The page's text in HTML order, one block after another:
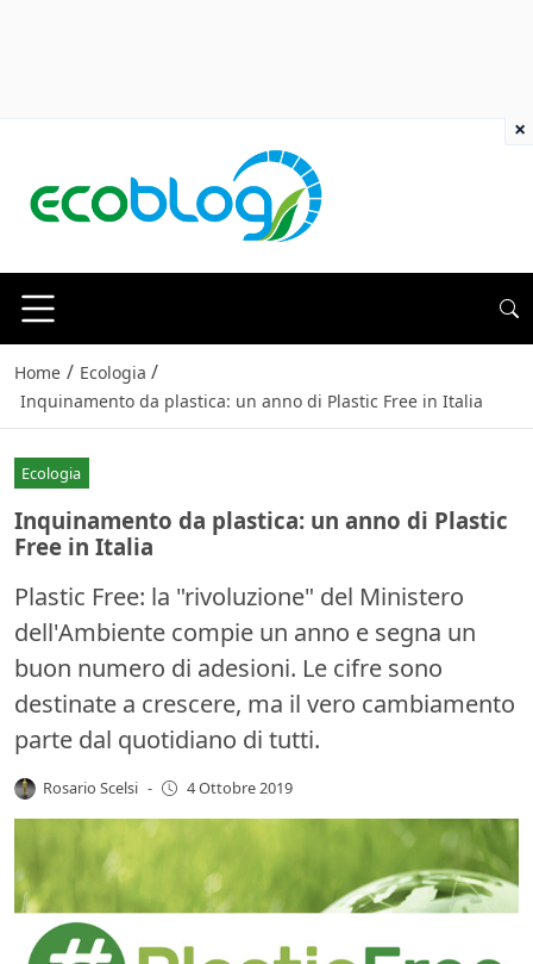
Home / Ecologia /
Inquinamento da plastica: un anno di Plastic Free in Italia
Ecologia
Inquinamento da plastica: un anno di Plastic
Free in Italia
Plastic Free: la "rivoluzione" del Ministero
dell'Ambiente compie un anno e segna un
buon numero di adesioni. Le cifre sono
destinate a crescere, ma il vero cambiamento
parte dal quotidiano di tutti.
Rosario Scelsi - 4 Ottobre 2019
×